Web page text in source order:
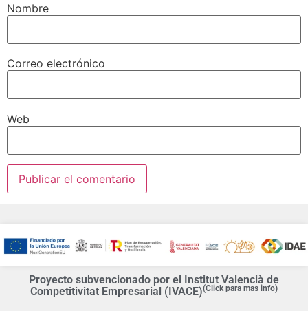
Nombre
Correo electrónico
Web
Proyecto subvencionado por el Institut Valencià de
Competitivitat Empresarial (IVACE)(Click para mas info)